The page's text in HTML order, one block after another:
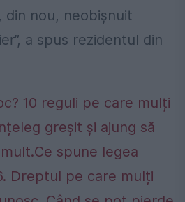
din nou, neobișnuit
a spus rezidentul din
10 reguli pe care mulți
greșit și ajung să
spune legea
Dreptul pe care mulți